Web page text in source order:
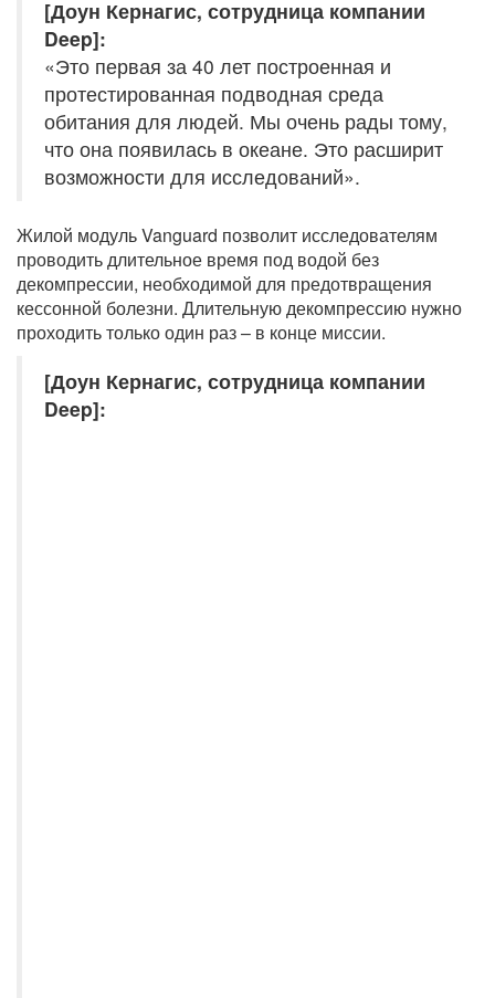
[Доун Кернагис, сотрудница компании
Deep]:
«Это первая за 40 лет построенная и
протестированная подводная среда
обитания для людей. Мы очень рады тому,
что она появилась в океане. Это расширит
возможности для исследований».
Жилой модуль Vanguard позволит исследователям
проводить длительное время под водой без
декомпрессии, необходимой для предотвращения
кессонной болезни. Длительную декомпрессию нужно
проходить только один раз – в конце миссии.
[Доун Кернагис, сотрудница компании
Deep]: